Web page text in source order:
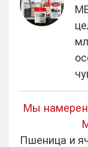
Мы
Пшеница и